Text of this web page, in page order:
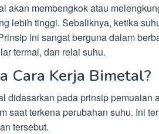
akan membengkok atau
lebih tinggi. Sebaliknya, ketika
ini sangat berguna dalam
termal, dan relai suhu.
Cara Kerja Bimetal?
didasarkan pada prinsip pemuaian
saat terkena perubahan suhu. Ini
tersebut.